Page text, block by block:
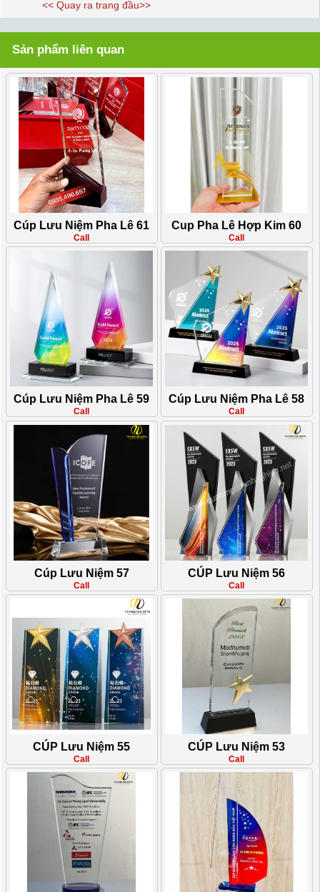
<< Quay ra trang đầu>>
Sản phẩm liên quan
Cúp Lưu Niệm Pha Lê 61
Call
Cup Pha Lê Hợp Kim 60
Call
Cúp Lưu Niệm Pha Lê 59
Call
Cúp Lưu Niệm Pha Lê 58
Call
Cúp Lưu Niệm 57
Call
CÚP Lưu Niệm 56
Call
CÚP Lưu Niệm 55
Call
CÚP Lưu Niệm 53
Call